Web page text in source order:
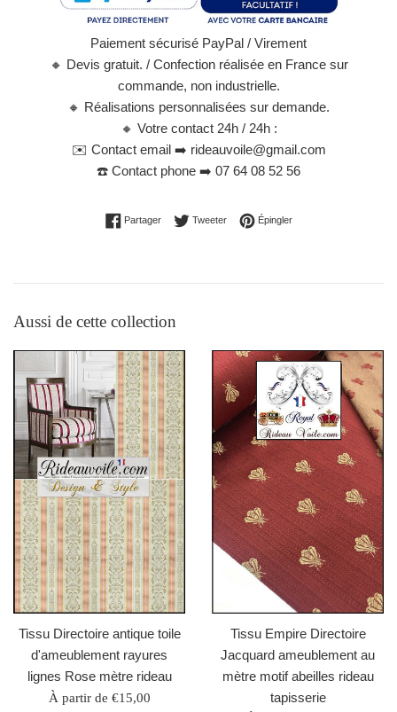
Paiement sécurisé PayPal / Virement
🔸 Devis gratuit. / Confection réalisée en France sur
commande, non industrielle.
🔸 Réalisations personnalisées sur demande.
🔸 Votre contact 24h / 24h :
✉️ Contact email ➡️ rideauvoile@gmail.com
☎️ Contact phone ➡️ 07 64 08 52 56
PartagerPartager sur Facebook
TweeterTweeter sur Twitter
ÉpinglerÉpingler sur Pinterest
Aussi de cette collection
Tissu Directoire antique toile
d'ameublement rayures
lignes Rose mètre rideau
À partir de €15,00
Tissu Empire Directoire
Jacquard ameublement au
mètre motif abeilles rideau
tapisserie